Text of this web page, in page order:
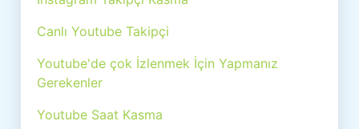
Canlı Youtube Takipçi
Youtube'de çok İzlenmek İçin Yapmanız
Gerekenler
Youtube Saat Kasma